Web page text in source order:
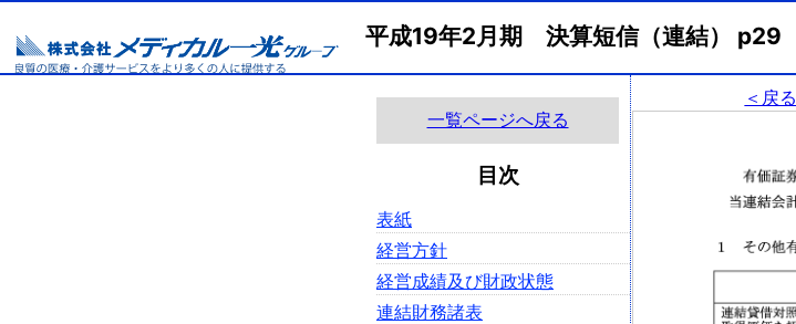
平成19年2月期 決算短信（連結） p29
一覧ページへ戻る
目次
表紙
経営方針
経営成績及び財政状態
連結財務諸表
＜戻る